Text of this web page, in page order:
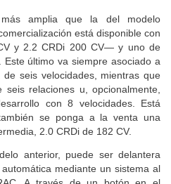
amplia que la del modelo
está disponible con
y 2.2 CRDi 200 CV— y uno de
último va siempre asociado a
seis velocidades, mientras que
relaciones u, opcionalmente,
con 8 velocidades. Está
se ponga a la venta una
anterior, puede ser delantera
mediante un sistema al